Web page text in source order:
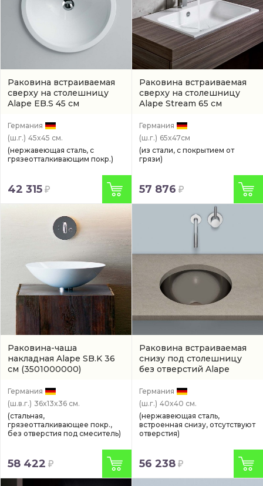
Раковина встраиваемая
сверху на столешницу
Alape EB.S 45 см
Германия
(ш.г.) 45x45 см.
(нержавеющая сталь, с
грязеотталкивающим покр.)
42 315
Раковина встраиваемая
сверху на столешницу
Alape Stream 65 см
Германия
(ш.г.) 65x47см
(из стали, с покрытием от
грязи)
57 876
Раковина-чаша
накладная Alape SB.K 36
см (3501000000)
Германия
(ш.в.г.) 36x13x36 см.
(стальная,
грязеотталкивающее покр.,
без отверстия под смеситель)
58 422
Раковина встраиваемая
снизу под столешницу
без отверстий Alape
2031500190)
Германия
(ш.г.) 40x40 см.
(нержавеющая сталь,
встроенная снизу, отсутствуют
отверстия)
56 238